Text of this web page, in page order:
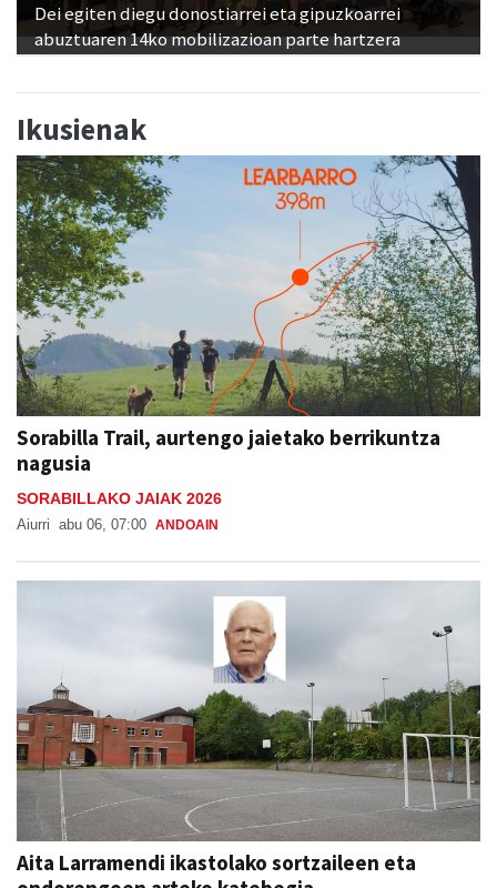
Dei egiten diegu donostiarrei eta gipuzkoarrei
abuztuaren 14ko mobilizazioan parte hartzera
Ikusienak
Sorabilla Trail, aurtengo jaietako berrikuntza
nagusia
SORABILLAKO JAIAK 2026
Aiurri abu 06, 07:00 ANDOAIN
Aita Larramendi ikastolako sortzaileen eta